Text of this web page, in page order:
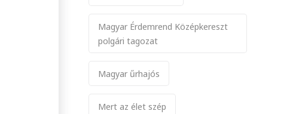
Magyar Érdemrend Középkereszt
polgári tagozat
Magyar űrhajós
Mert az élet szép